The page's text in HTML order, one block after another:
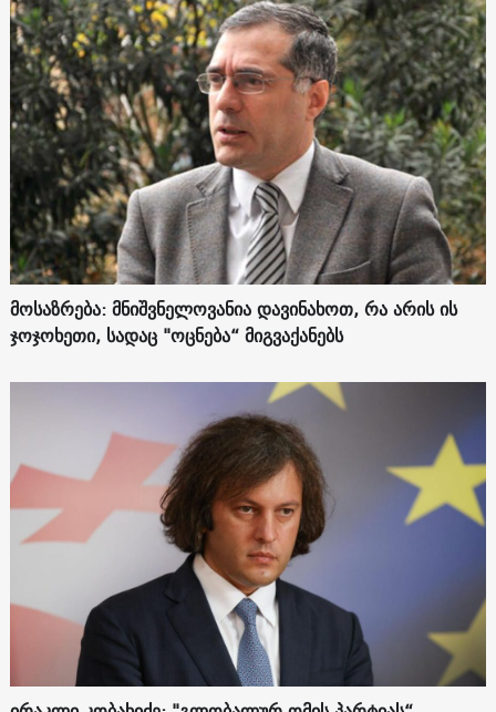
მოსაზრება: მნიშვნელოვანია დავინახოთ, რა არის ის
ჯოჯოხეთი, სადაც "ოცნება“ მიგვაქანებს